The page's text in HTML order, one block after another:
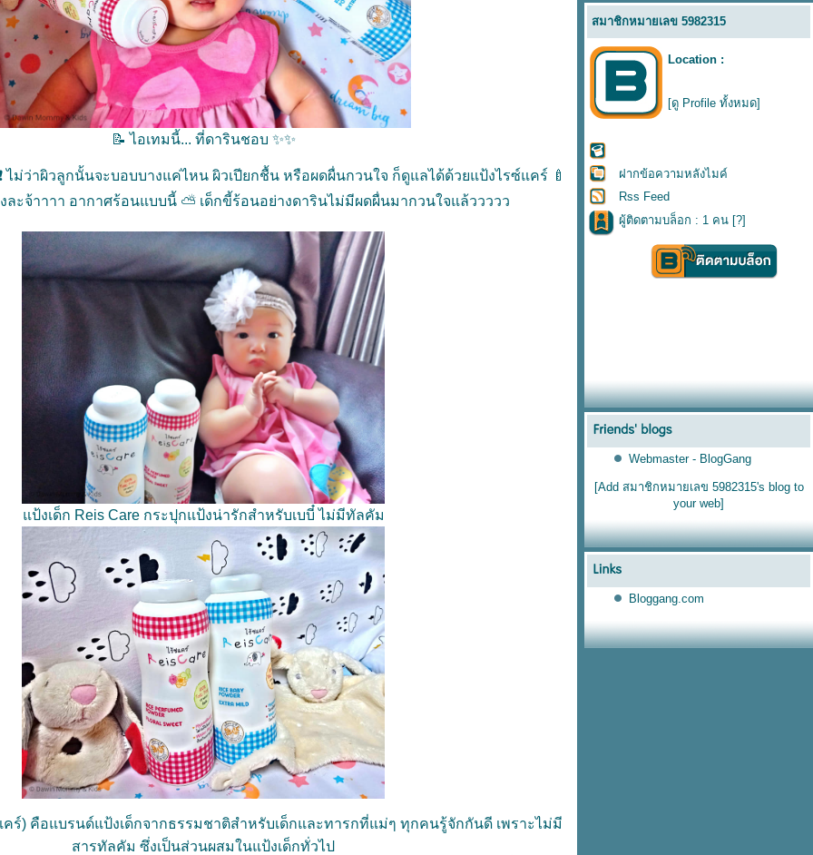
📝 ไอเทมนี้... ที่ดารินชอบ ✨✨
ไม่ว่าผิวลูกนั้นจะบอบบางแค่ไหน ผิวเปียกชื้น หรือผดผื่นกวนใจ ก็ดูแลได้ด้วยแป้งไรซ์แคร์ 🍼
ะจ้าาาา อากาศร้อนแบบนี้ ⛅ เด็กขี้ร้อนอย่างดารินไม่มีผดผื่นมากวนใจแล้ววววว
ป้งเด็ก Reis Care กระปุกแป้งน่ารักสำหรับเบบี๋ ไม่มีทัลคัม
ร์) คือแบรนด์แป้งเด็กจากธรรมชาติสำหรับเด็กและทารกที่แม่ๆ ทุกคนรู้จักกันดี เพราะไม่มี
สารทัลคัม ซึ่งเป็นส่วนผสมในแป้งเด็กทั่วไป
สมาชิกหมายเลข 5982315
Location :
[ดู Profile ทั้งหมด]
ฝากข้อความหลังไมค์
Rss Feed
ผู้ติดตามบล็อก : 1 คน [?]
Webmaster - BlogGang
[Add สมาชิกหมายเลข 5982315's blog to
your web]
Bloggang.com